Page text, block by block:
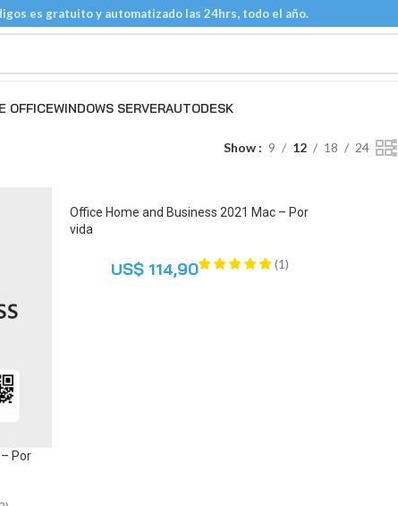
es gratuito y automatizado las 24hrs, todo el año.
OFFICEWINDOWS SERVERAUTODESK
Show 9 12 18 24
Por
Office Home and Business 2021 Mac – Por
vida
US$114,90 (1)